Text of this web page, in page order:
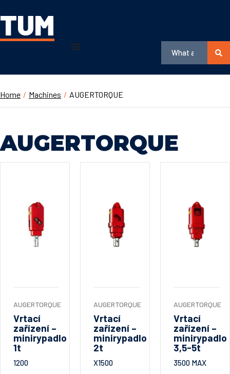
TUM
Home / Machines / AUGERTORQUE
AUGERTORQUE
AUGERTORQUE
Vrtací
zařízení –
minirypadlo
1t
1200
AUGERTORQUE
Vrtací
zařízení –
minirypadlo
2t
X1500
AUGERTORQUE
Vrtací
zařízení –
minirypadlo
3,5-5t
3500 MAX